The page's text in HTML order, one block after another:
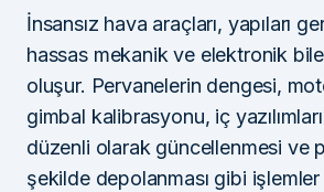
İnsansız hava araçları, yapıları
hassas mekanik ve elektronik
oluşur. Pervanelerin dengesi,
gimbal kalibrasyonu, iç
düzenli olarak güncellenmesi ve
şekilde depolanması gibi